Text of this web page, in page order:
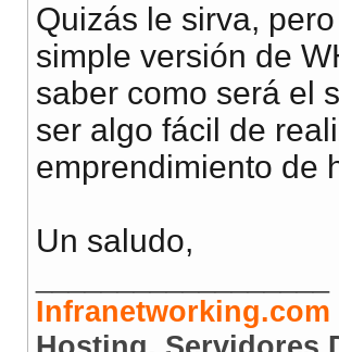
Quizás le sirva,
simple versión de
saber como será el
ser algo fácil de
emprendimiento de
Un saludo,
Infranetworking.com